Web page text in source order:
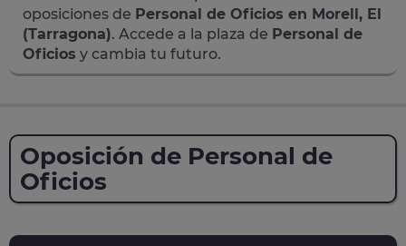
oposiciones de Personal de Oficios en Morell, El
(Tarragona). Accede a la plaza de Personal de
Oficios y cambia tu futuro.
Oposición de Personal de
Oficios